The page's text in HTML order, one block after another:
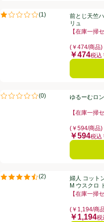
前とじ天竺ハーフパンツ 紳士 ネ
(1 )
評価は1件のレビューで5点中1.0
前とじ天竺
リュ
【在庫一掃
(￥474/商品)
価格
￥474税込
ゆるーむロングパンツ 婦人 クロ
(0)
評価は0件のレビューで5点中0.0
ゆるーむロ
【在庫一掃
(￥594/商品)
価格
￥594税込
婦人 コットン二重ガーゼ長袖シ
(2)
評価は2件のレビューで5点中4.5
婦人 コット
M ウスクロ
【在庫一掃
(￥1,194/商
価格
￥1,194税